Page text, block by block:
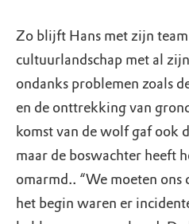
Zo blijft Hans met zijn
cultuurlandschap met al
ondanks problemen zoals
en de onttrekking van
komst van de wolf gaf ook
maar de boswachter heeft
omarmd.. “We moeten ons
het begin waren er